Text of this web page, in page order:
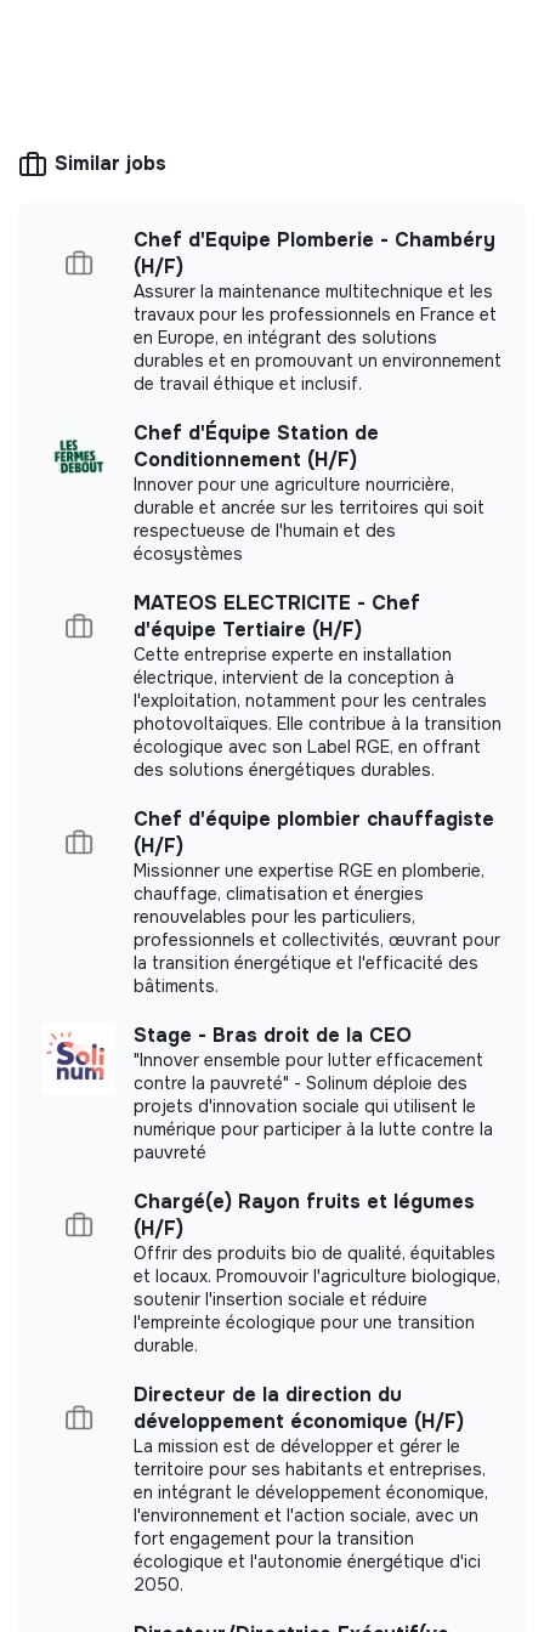
Pilotage économique et financier
Définir les orientations budgétaires et élaborer les
budgets prévisionnels ;
Assurer le suivi de l’exécution budgétaire et garantir
la bonne gestion financière ;
Mettre en place et sécuriser les procédures de
contrôle interne ;
patrimoine de l’association ;
Assurer les relations avec les financeurs.
Représentation et développement des partenariats
Représenter l’UDAF auprès des partenaires
territoire ;
Développer et entretenir des partenariats
stratégiques ;
Porter la visibilité et la communication de
l’association.
focused on the challenges of ecological and
More information
Website
Unknown
Impact study
impact measurement.
Labels and certifications
This structure did not communicate to us the
labels or certifications that it was able to obtain.
Documents
Did not yet add a transparency document.
Similar jobs
Chef d'Equipe Plomberie - Chambéry
(H/F)
Assurer la maintenance multitechnique et les
travaux pour les professionnels en France et
en Europe, en intégrant des solutions
durables et en promouvant un environnement
de travail éthique et inclusif.
Chef d'Équipe Station de
Conditionnement (H/F)
Innover pour une agriculture nourricière,
durable et ancrée sur les territoires qui soit
respectueuse de l'humain et des
écosystèmes
MATEOS ELECTRICITE - Chef
d'équipe Tertiaire (H/F)
Cette entreprise experte en installation
électrique, intervient de la conception à
l'exploitation, notamment pour les centrales
photovoltaïques. Elle contribue à la transition
écologique avec son Label RGE, en offrant
des solutions énergétiques durables.
Chef d'équipe plombier chauffagiste
(H/F)
Missionner une expertise RGE en plomberie,
chauffage, climatisation et énergies
renouvelables pour les particuliers,
professionnels et collectivités, œuvrant pour
la transition énergétique et l'efficacité des
bâtiments.
Stage - Bras droit de la CEO
"Innover ensemble pour lutter efficacement
contre la pauvreté" - Solinum déploie des
projets d'innovation sociale qui utilisent le
numérique pour participer à la lutte contre la
pauvreté
Chargé(e) Rayon fruits et légumes
(H/F)
Offrir des produits bio de qualité, équitables
et locaux. Promouvoir l'agriculture biologique,
soutenir l'insertion sociale et réduire
l'empreinte écologique pour une transition
durable.
Directeur de la direction du
développement économique (H/F)
La mission est de développer et gérer le
territoire pour ses habitants et entreprises,
en intégrant le développement économique,
l'environnement et l'action sociale, avec un
fort engagement pour la transition
écologique et l'autonomie énergétique d'ici
2050.